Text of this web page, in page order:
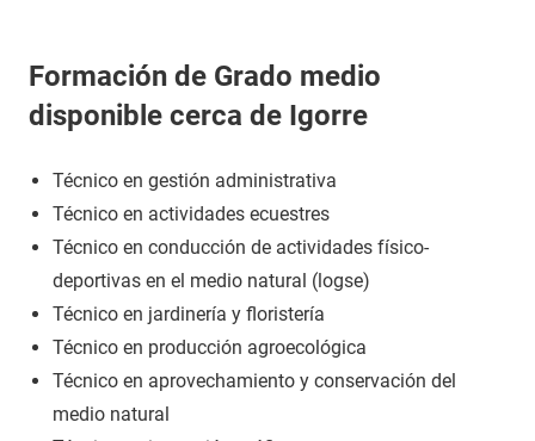
Formación de Grado medio
disponible cerca de Igorre
Técnico en gestión administrativa
Técnico en actividades ecuestres
Técnico en conducción de actividades físico-
deportivas en el medio natural (logse)
Técnico en jardinería y floristería
Técnico en producción agroecológica
Técnico en aprovechamiento y conservación del
medio natural